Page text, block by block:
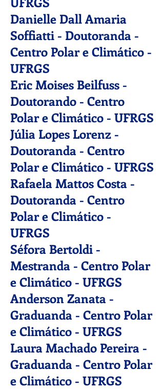
Danielle Dall Amaria
Soffiatti - Doutoranda -
Centro Polar e Climático -
UFRGS
​Eric Moises Beilfuss -
Doutorando - Centro
Polar e Climático - UFRGS
Júlia Lopes Lorenz -
Doutoranda - Centro
Polar e Climático - UFRGS
Rafaela Mattos Costa -
Doutoranda - Centro
Polar e Climático -
UFRGS
Séfora Bertoldi -
Mestranda - Centro Polar
e Climático - UFRGS
Anderson Zanata -
Graduanda - Centro Polar
e Climático - UFRGS
Laura Machado Pereira -
Graduanda - Centro Polar
e Climático - UFRGS